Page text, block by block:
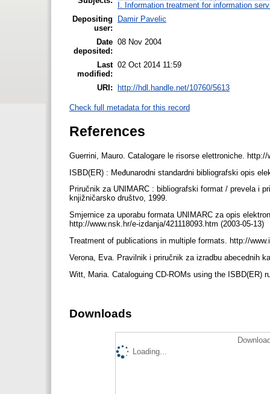
I. Information treatment for information
Depositing
user:
Damir Pavelic
Date
deposited:
08 Nov 2004
Last
modified:
02 Oct 2014 11:59
URI: http://hdl.handle.net/10760/5613
Check full metadata for this record
References
Guerrini, Mauro. Catalogare le risorse elettroniche.
ISBD(ER) : Međunarodni standardni bibliografski opis
Priručnik za UNIMARC : bibliografski format / prevela i
knjižničarsko društvo, 1999.
Smjernice za uporabu formata UNIMARC za opis
http://www.nsk.hr/e-izdanja/421118093.htm (2003-05-13)
Treatment of publications in multiple formats. http://
Verona, Eva. Pravilnik i priručnik za izradbu abecednih
Witt, Maria. Cataloguing CD-ROMs using the ISBD(ER)
Downloads
Loading...